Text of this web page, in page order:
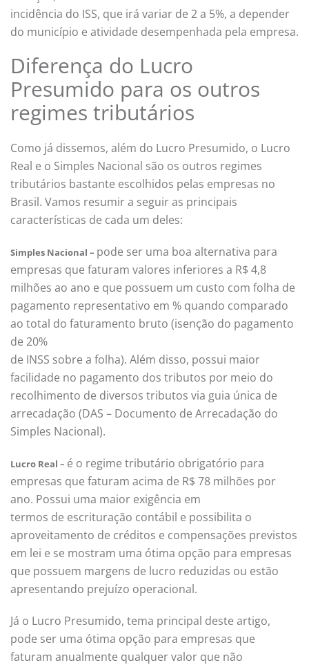
incidência do ISS, que irá variar de 2 a 5%, a depender
do município e atividade desempenhada pela empresa.
Diferença do Lucro
Presumido para os outros
regimes tributários
Como já dissemos, além do Lucro Presumido, o Lucro
Real e o Simples Nacional são os outros regimes
tributários bastante escolhidos pelas empresas no
Brasil. Vamos resumir a seguir as principais
características de cada um deles:
Simples Nacional – pode ser uma boa alternativa para
empresas que faturam valores inferiores a R$ 4,8
milhões ao ano e que possuem um custo com folha de
pagamento representativo em % quando comparado
ao total do faturamento bruto (isenção do pagamento
de 20%
de INSS sobre a folha). Além disso, possui maior
facilidade no pagamento dos tributos por meio do
recolhimento de diversos tributos via guia única de
arrecadação (DAS – Documento de Arrecadação do
Simples Nacional).
Lucro Real – é o regime tributário obrigatório para
empresas que faturam acima de R$ 78 milhões por
ano. Possui uma maior exigência em
termos de escrituração contábil e possibilita o
aproveitamento de créditos e compensações previstos
em lei e se mostram uma ótima opção para empresas
que possuem margens de lucro reduzidas ou estão
apresentando prejuízo operacional.
Já o Lucro Presumido, tema principal deste artigo,
pode ser uma ótima opção para empresas que
faturam anualmente qualquer valor que não